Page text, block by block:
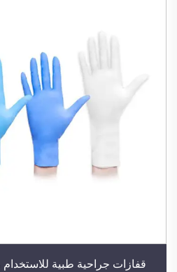
قفازات جراحية طبية